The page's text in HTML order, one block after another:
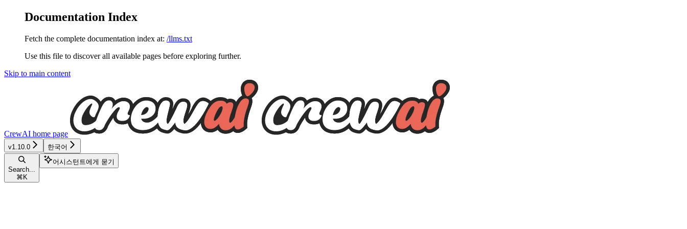
Documentation Index
Fetch the complete documentation index at: /llms.txt
Use this file to discover all available pages before exploring further.
Skip to main content
CrewAI home page
v1.10.0 한국어
Search...
⌘ K
어시스턴트에게 묻기